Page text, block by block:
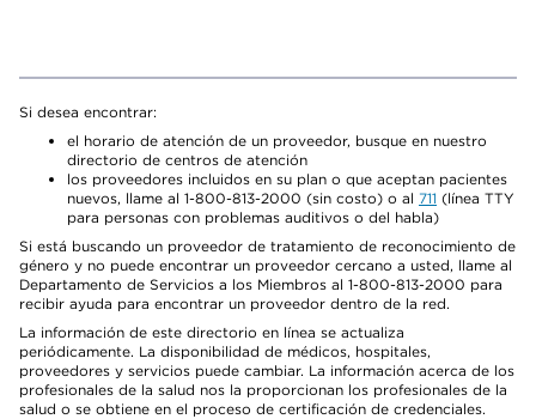
Si desea encontrar:
el horario de atención de un proveedor, busque en nuestro
directorio de centros de atención
los proveedores incluidos en su plan o que aceptan pacientes
nuevos, llame al 1-800-813-2000 (sin costo) o al 711 (línea TTY
para personas con problemas auditivos o del habla)
Si está buscando un proveedor de tratamiento de reconocimiento de
género y no puede encontrar un proveedor cercano a usted, llame al
Departamento de Servicios a los Miembros al 1-800-813-2000 para
recibir ayuda para encontrar un proveedor dentro de la red.
La información de este directorio en línea se actualiza
periódicamente. La disponibilidad de médicos, hospitales,
proveedores y servicios puede cambiar. La información acerca de los
profesionales de la salud nos la proporcionan los profesionales de la
salud o se obtiene en el proceso de certificación de credenciales.